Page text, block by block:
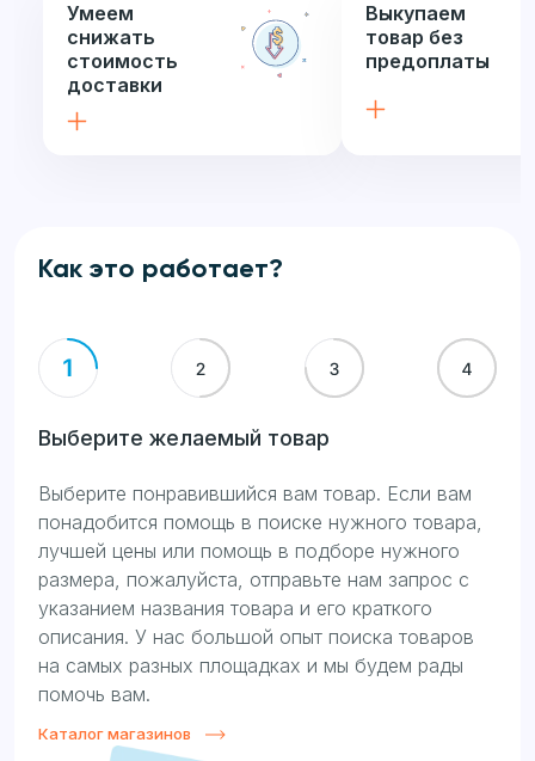
Умеем
снижать
стоимость
доставки
Выкупаем
товар без
предоплаты
Как это работает?
Выберите желаемый товар
Выберите понравившийся вам товар. Если вам
понадобится помощь в поиске нужного товара,
лучшей цены или помощь в подборе нужного
размера, пожалуйста, отправьте нам запрос с
указанием названия товара и его краткого
описания. У нас большой опыт поиска товаров
на самых разных площадках и мы будем рады
помочь вам.
Каталог магазинов